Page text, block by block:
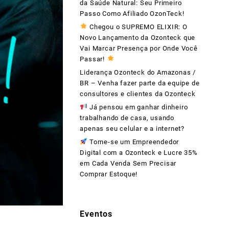
da Saúde Natural: Seu Primeiro
Passo Como Afiliado OzonTeck!
Chegou o SUPREMO ELIXIR: O
Novo Lançamento da Ozonteck que
Vai Marcar Presença por Onde Você
Passar!
Liderança Ozonteck do Amazonas /
BR – Venha fazer parte da equipe de
consultores e clientes da Ozonteck
Já pensou em ganhar dinheiro
trabalhando de casa, usando
apenas seu celular e a internet?
Torne-se um Empreendedor
Digital com a Ozonteck e Lucre 35%
em Cada Venda Sem Precisar
Comprar Estoque!
Eventos